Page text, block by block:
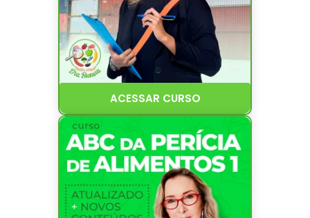
ACESSAR CURSO